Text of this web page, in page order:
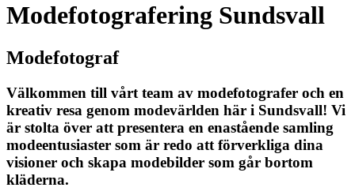
Modefotografering Sundsvall
Modefotograf
Välkommen till vårt team av modefotografer och en
kreativ resa genom modevärlden här i Sundsvall! Vi
är stolta över att presentera en enastående samling
modeentusiaster som är redo att förverkliga dina
visioner och skapa modebilder som går bortom
kläderna.